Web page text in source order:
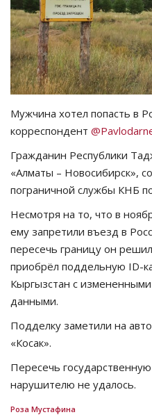
Чек-лист
РАЗВЛЕЧЕНИЯ
OFFICIAL
Курултай
Язык
Қазақша Русский
Мужчина хотел попасть в
корреспондент
Гражданин Республики
«Алматы – Новосибирск»,
пограничной службы КНБ
Несмотря на то, что в
ему запретили въезд в
пересечь границу он
приобрёл поддельную ID-
Кыргызстан с
данными.
Подделку заметили на
«Косак».
Пересечь
нарушителю не удалось.
Роза Мустафина